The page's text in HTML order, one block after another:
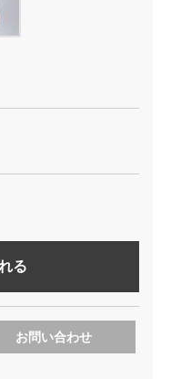
る
お問い合わせ